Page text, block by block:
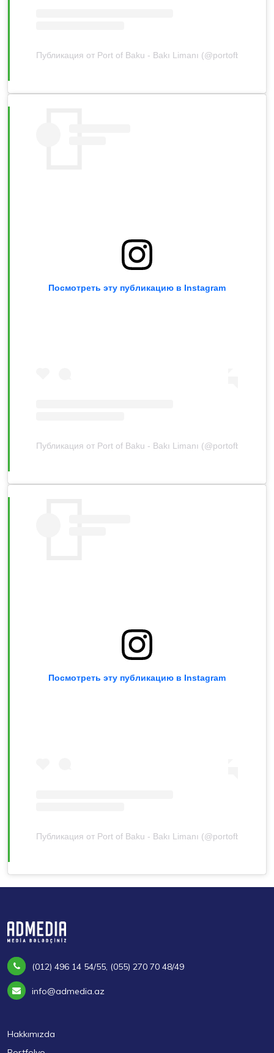
Публикация от Port of Baku - Bakı Limanı (@portofbaku)
Посмотреть эту публикацию в Instagram
Публикация от Port of Baku - Bakı Limanı (@portofbaku)
Посмотреть эту публикацию в Instagram
Публикация от Port of Baku - Bakı Limanı (@portofbaku)
(012) 496 14 54/55, (055) 270 70 48/49
info@admedia.az
Hakkımızda